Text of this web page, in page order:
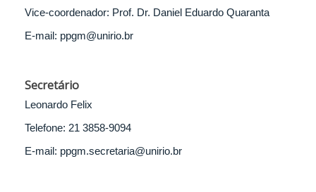
Vice-coordenador: Prof. Dr. Daniel Eduardo Quaranta
E-mail: ppgm@unirio.br
Secretário
Leonardo Felix
Telefone: 21 3858-9094
E-mail: ppgm.secretaria@unirio.br